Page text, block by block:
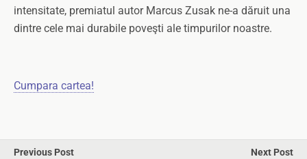
intensitate, premiatul autor Marcus Zusak ne-a dăruit una
dintre cele mai durabile poveşti ale timpurilor noastre.
Cumpara cartea!
Previous Post
Next Post